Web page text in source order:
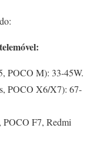
POCO M): 33-45W.
POCO X6/X7): 67-
POCO F7, Redmi